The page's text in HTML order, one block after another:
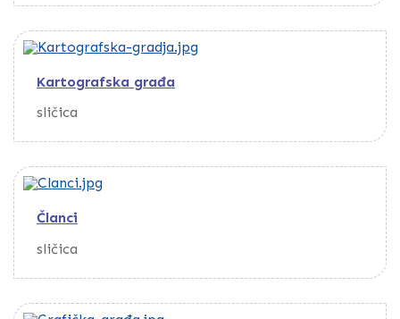
putem opcije Download
Kartografska građa
sličica
Članci
sličica